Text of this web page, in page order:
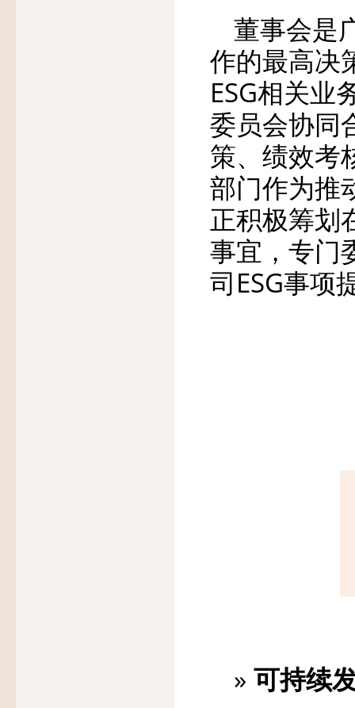
董事会是
作的最高决
ESG相关业
委员会协同
策、绩效考
部门作为推
正积极筹划
事宜，专门
司ESG事项
» 可持续